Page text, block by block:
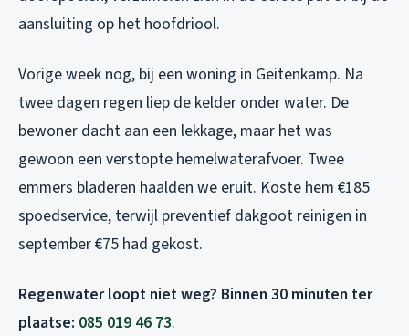
aansluiting op het hoofdriool.
Vorige week nog, bij een woning in Geitenkamp. Na
twee dagen regen liep de kelder onder water. De
bewoner dacht aan een lekkage, maar het was
gewoon een verstopte hemelwaterafvoer. Twee
emmers bladeren haalden we eruit. Koste hem €185
spoedservice, terwijl preventief dakgoot reinigen in
september €75 had gekost.
Regenwater loopt niet weg? Binnen 30 minuten ter
plaatse: 085 019 46 73.